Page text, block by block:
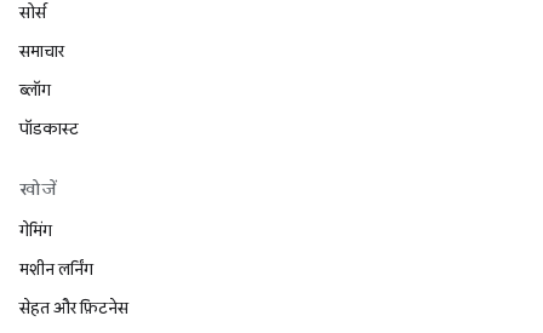
सोर्स
समाचार
ब्लॉग
पॉडकास्ट
खोजें
गेमिंग
मशीन लर्निंग
सेहत और फ़िटनेस